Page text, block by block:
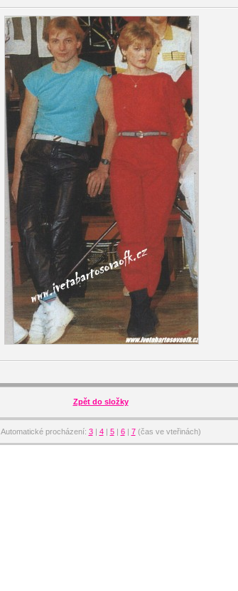
Zpět do složky
Automatické procházení: 3| 4| 5| 6| 7(čas ve vteřinách)